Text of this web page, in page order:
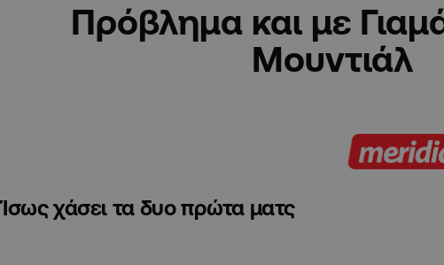
Πρόβλημα και με
Μουντιάλ
Ίσως χάσει τα δυο πρώτα ματς